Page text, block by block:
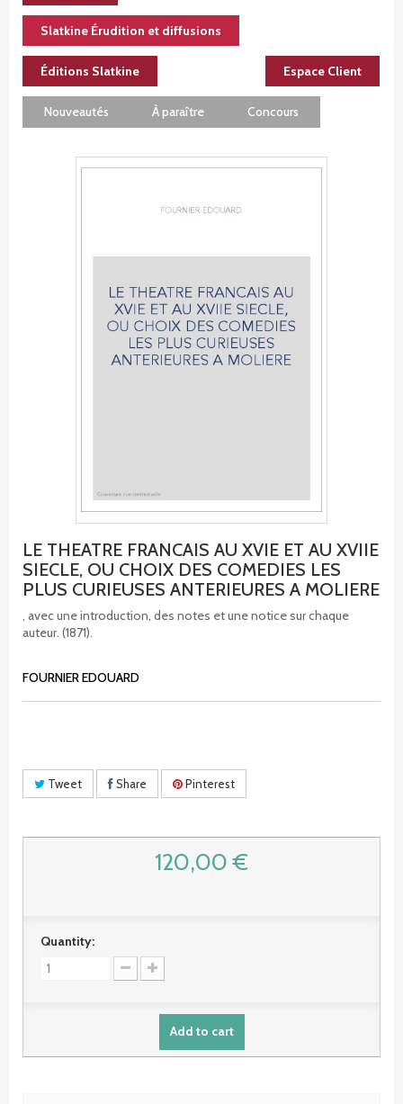
Slatkine Érudition et diffusions
Éditions Slatkine Espace Client
Nouveautés À paraître Concours
LE THEATRE FRANCAIS AU XVIE ET AU XVIIE
SIECLE, OU CHOIX DES COMEDIES LES
PLUS CURIEUSES ANTERIEURES A MOLIERE
, avec une introduction, des notes et une notice sur chaque
auteur. (1871).
FOURNIER EDOUARD
Tweet Share Pinterest
120,00 €
Quantity:
Add to cart